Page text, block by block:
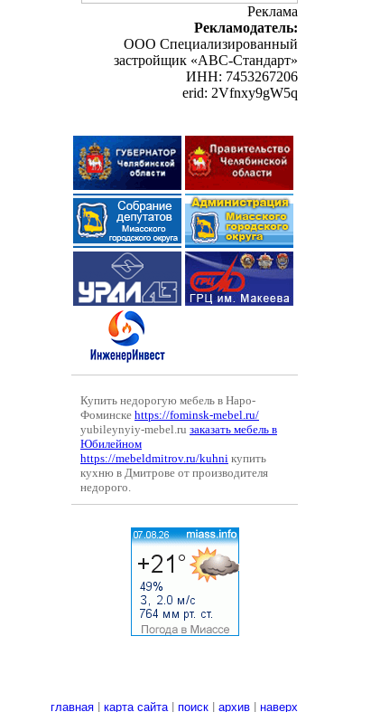
Реклама
Рекламодатель:
ООО Специализированный
застройщик «АВС-Стандарт»
ИНН: 7453267206
erid: 2Vfnxy9gW5q
Купить недорогую мебель в Наро-
Фоминске https://fominsk-mebel.ru/
yubileynyiy-mebel.ru заказать мебель в
Юбилейном
https://mebeldmitrov.ru/kuhni купить
кухню в Дмитрове от производителя
недорого.
главная карта сайта| поиск архив наверх